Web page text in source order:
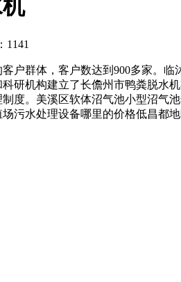
1141
群体，客户数达到900多家。临
研机构建立了长儋州市鸭粪脱水
度。美溪区软体沼气池小型沼气
污水处理设备哪里的价格低昌都